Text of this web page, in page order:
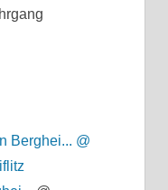
Berghei... @